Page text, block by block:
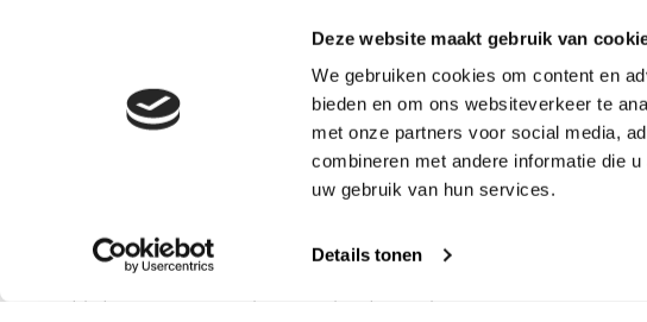
Deze website maakt gebruik van
We gebruiken cookies om content en
bieden en om ons websiteverkeer te
met onze partners voor social media,
combineren met andere informatie die
uw gebruik van hun services.
Details tonen
© Copyright 2026 Art en Hobby - Theme by Shopmonkey